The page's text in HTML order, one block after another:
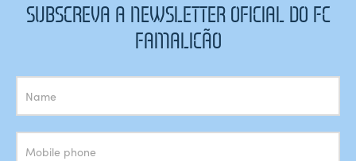
SUBSCREVA A NEWSLETTER OFICIAL DO FC
FAMALICÃO
Subscrição
Newsletter